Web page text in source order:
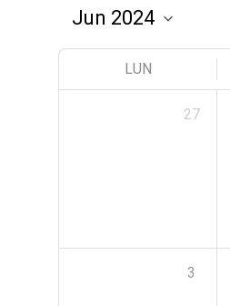
LUN
27
3